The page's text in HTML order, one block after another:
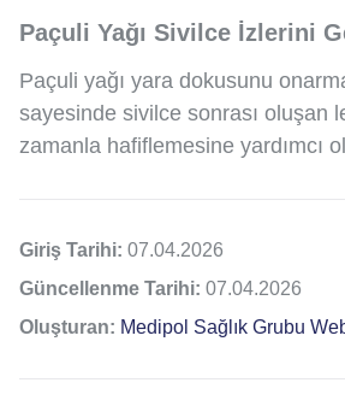
Paçuli Yağı Sivilce İzlerini
Paçuli yağı yara dokusunu
sayesinde sivilce sonrası oluşan
zamanla hafiflemesine yardımcı
Giriş Tarihi: 07.04.2026
Güncellenme Tarihi: 07.04.2026
Oluşturan: Medipol Sağlık Grubu